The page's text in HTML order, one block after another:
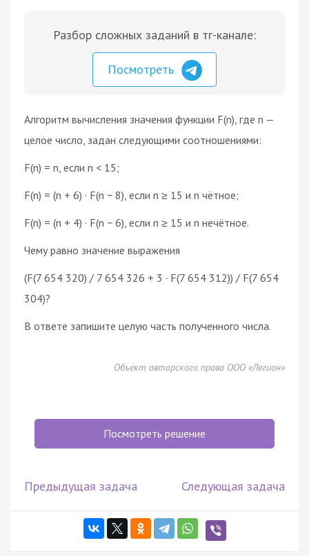
Разбор сложных заданий в тг-канале:
Посмотреть
Алгоритм вычисления значения функции F(n), где n —
целое число, задан следующими соотношениями:
F(n) = n, если n < 15;
F(n) = (n + 6) · F(n − 8), если n ≥ 15 и n чётное;
F(n) = (n + 4) · F(n − 6), если n ≥ 15 и n нечётное.
Чему равно значение выражения
(F(7 654 320) / 7 654 326 + 3 · F(7 654 312)) / F(7 654
304)?
В ответе запишите целую часть полученного числа.
Объект авторского права ООО «Легион»
Посмотреть решение
Предыдущая задача Следующая задача